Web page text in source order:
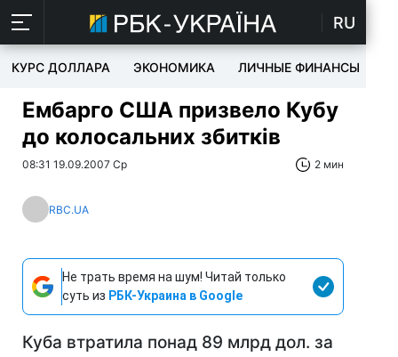
RU
КУРС ДОЛЛАРА ЭКОНОМИКА ЛИЧНЫЕ ФИНАНСЫ
Ембарго США призвело Кубу
до колосальних збитків
08:31 19.09.2007 Ср 2 мин
RBC.UA
Не трать время на шум! Читай только
суть из РБК-Украина в Google
Куба втратила понад 89 млрд дол. за